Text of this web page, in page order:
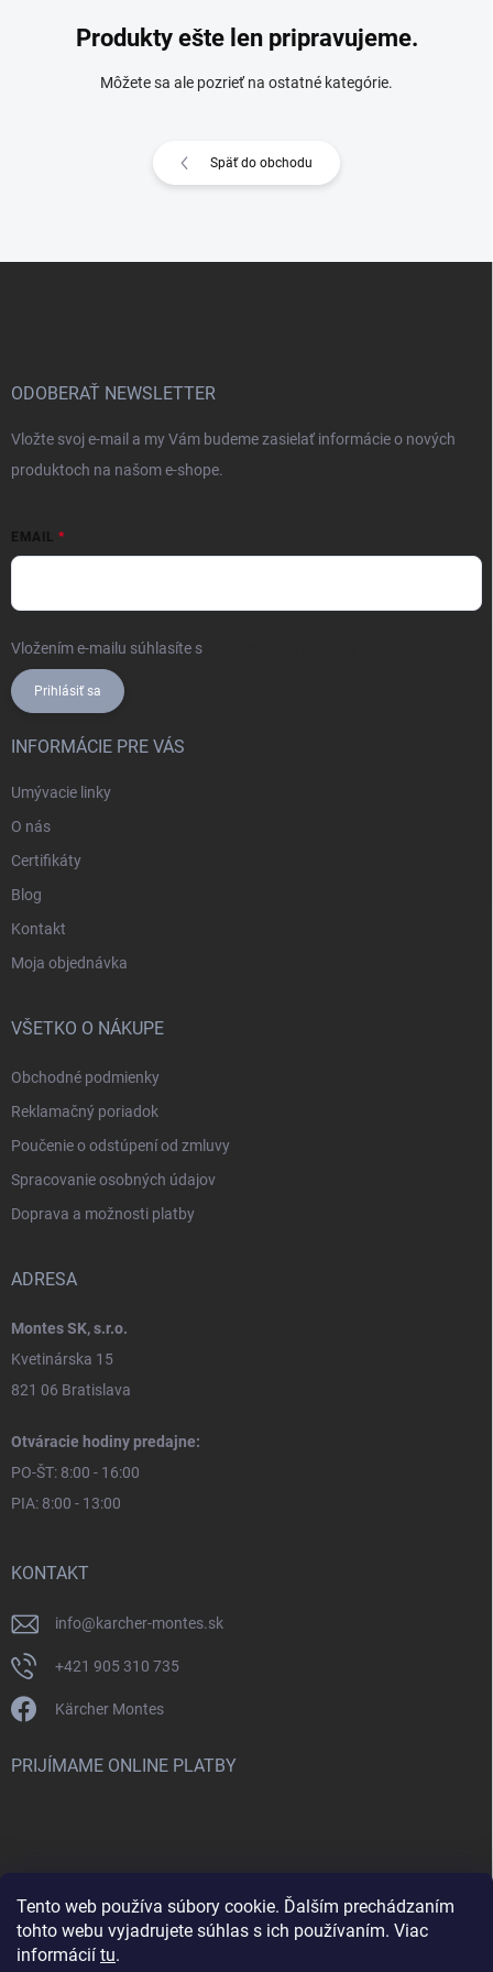
Tento web používa súbory cookie. Ďalším prechádzaním
tohto webu vyjadrujete súhlas s ich používaním. Viac
informácií tu.
Produkty ešte len pripravujeme.
Môžete sa ale pozrieť na ostatné kategórie.
Späť do obchodu
ODOBERAŤ NEWSLETTER
Vložte svoj e-mail a my Vám budeme zasielať informácie o nových
produktoch na našom e-shope.
EMAIL
Vložením e-mailu súhlasíte s
Prihlásiť sa
INFORMÁCIE PRE VÁS
Umývacie linky
O nás
Certifikáty
Blog
Kontakt
Moja objednávka
VŠETKO O NÁKUPE
Obchodné podmienky
Reklamačný poriadok
Poučenie o odstúpení od zmluvy
Spracovanie osobných údajov
Doprava a možnosti platby
ADRESA
Montes SK, s.r.o.
Kvetinárska 15
821 06 Bratislava
Otváracie hodiny predajne:
PO-ŠT: 8:00 - 16:00
PIA: 8:00 - 13:00
KONTAKT
info@karcher-montes.sk
+421 905 310 735
Kärcher Montes
PRIJÍMAME ONLINE PLATBY
Nenašli ste čo ste hľadali? Máte záujem o inú značku? Skúste
navštíviť aj našu stránku Montclean.sk